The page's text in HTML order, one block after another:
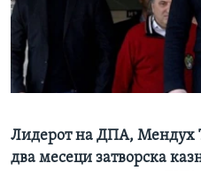
Лидерот на ДПА, Мендух
два месеци затворска